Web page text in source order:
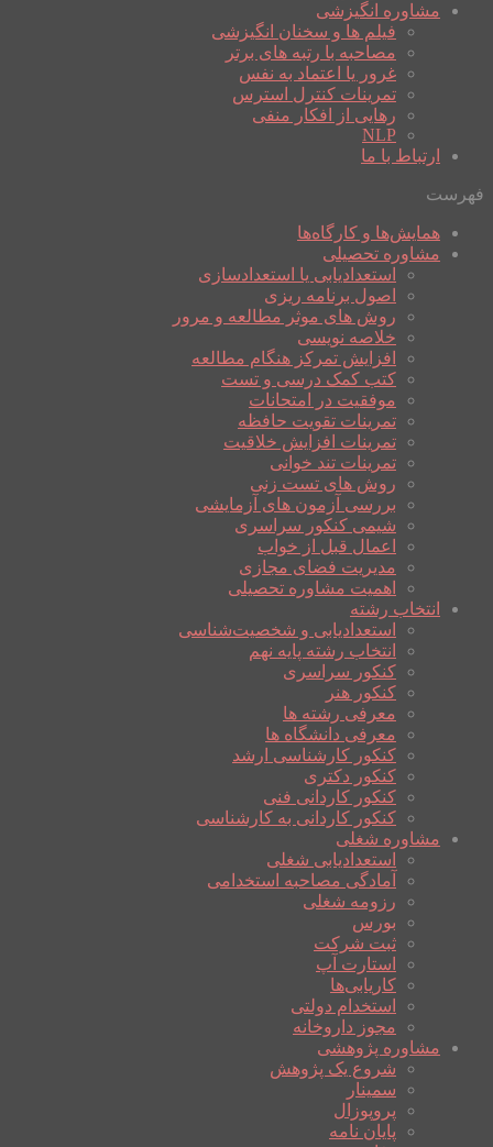
مشاوره انگیزشی
فیلم ها و سخنان انگیزشی
مصاحبه با رتبه های برتر
غرور یا اعتماد به نفس
تمرینات کنترل استرس
رهایی از افکار منفی
NLP
ارتباط با ما
فهرست
همایش‌ها و کارگاه‌ها
مشاوره تحصیلی
استعدادیابی یا استعدادسازی
اصول برنامه ریزی
روش های موثر مطالعه و مرور
خلاصه نویسی
افزایش تمرکز هنگام مطالعه
کتب کمک درسی و تست
موفقیت در امتحانات
تمرینات تقویت حافظه
تمرینات افزایش خلاقیت
تمرینات تند خوانی
روش های تست زنی
بررسی آزمون های آزمایشی
شیمی کنکور سراسری
اعمال قبل از خواب
مدیریت فضای مجازی
اهمیت مشاوره تحصیلی
انتخاب رشته
استعدادیابی و شخصیت‌شناسی
انتخاب رشته پایه نهم
کنکور سراسری
کنکور هنر
معرفی رشته ها
معرفی دانشگاه ها
کنکور کارشناسی ارشد
کنکور دکتری
کنکور کاردانی فنی
کنکور کاردانی به کارشناسی
مشاوره شغلی
استعدادیابی شغلی
آمادگی مصاحبه استخدامی
رزومه شغلی
بورس
ثبت شرکت
استارت آپ
کاریابی‌ها
استخدام دولتی
مجوز داروخانه
مشاوره پژوهشی
شروع یک پژوهش
سمینار
پروپوزال
پایان نامه